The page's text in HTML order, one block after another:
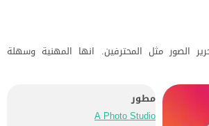
الصور مثل المحترفين. انها المهنية وسهلة
مطور
A Photo Studio‏